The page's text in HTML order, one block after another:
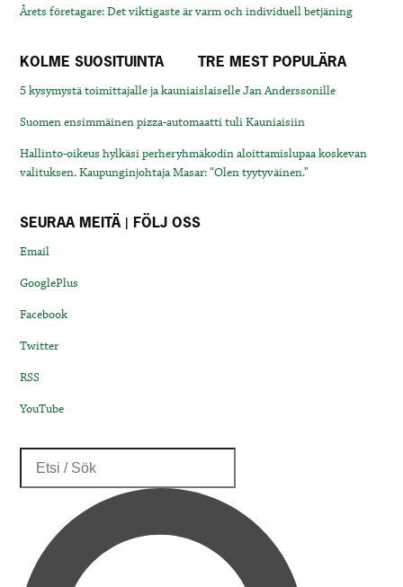
Årets företagare: Det viktigaste är varm och individuell betjäning
KOLME SUOSITUINTA TRE MEST POPULÄRA
5 kysymystä toimittajalle ja kauniaislaiselle Jan Anderssonille
Suomen ensimmäinen pizza-automaatti tuli Kauniaisiin
Hallinto-oikeus hylkäsi perheryhmäkodin aloittamislupaa koskevan
valituksen. Kaupunginjohtaja Masar: “Olen tyytyväinen.”
SEURAA MEITÄ | FÖLJ OSS
Email
GooglePlus
Facebook
Twitter
RSS
YouTube